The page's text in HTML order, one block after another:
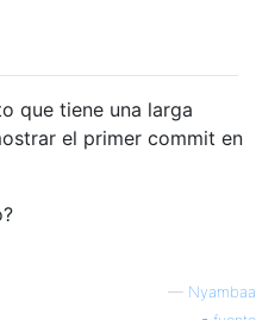
que tiene una larga
el primer commit en
— Nyambaa